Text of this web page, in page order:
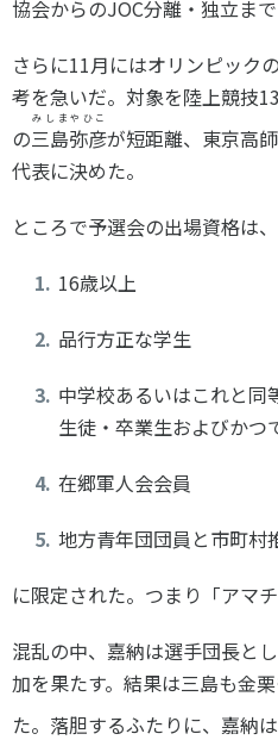
協会からのJOC分離・独立ま
さらに11月にはオリンピック
考を急いだ。対象を陸上競技
の三島弥彦
みしまやひこ
が短距離、東京高
代表に決めた。
ところで予選会の出場資格は、
16歳以上
品行方正な学生
中学校あるいはこれと同
生徒・卒業生およびかつ
在郷軍人会会員
地方青年団団員と市町村
に限定された。つまり「アマ
混乱の中、嘉納は選手団長と
加を果たす。結果は三島も金
た。落胆するふたりに、嘉納